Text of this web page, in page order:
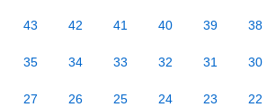
43 42 41 40 39 38
35 34 33 32 31 30
27 26 25 24 23 22